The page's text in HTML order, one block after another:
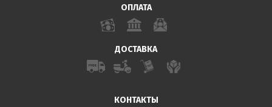
ОПЛАТА
ДОСТАВКА
КОНТАКТЫ